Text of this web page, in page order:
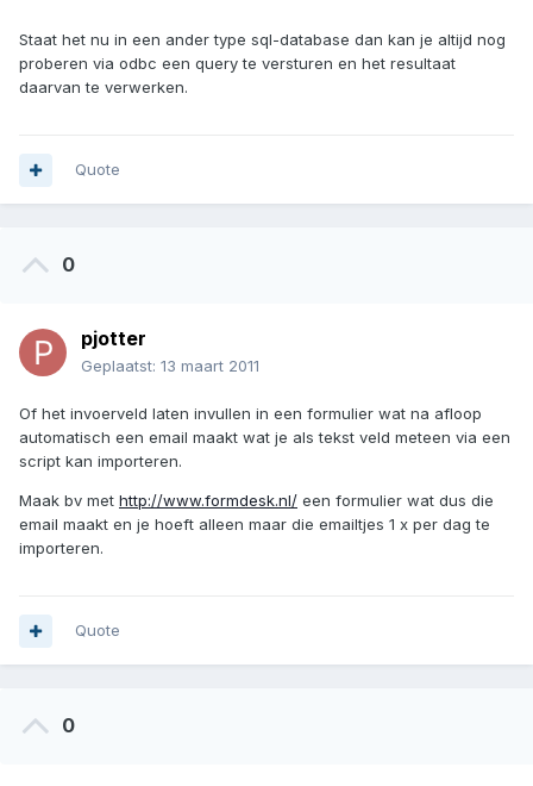
Staat het nu in een ander type sql-database dan kan je altijd nog
proberen via odbc een query te versturen en het resultaat
daarvan te verwerken.
Quote
0
pjotter
Geplaatst: 13 maart 2011
Of het invoerveld laten invullen in een formulier wat na afloop
automatisch een email maakt wat je als tekst veld meteen via een
script kan importeren.
Maak bv met http://www.formdesk.nl/ een formulier wat dus die
email maakt en je hoeft alleen maar die emailtjes 1 x per dag te
importeren.
Quote
0